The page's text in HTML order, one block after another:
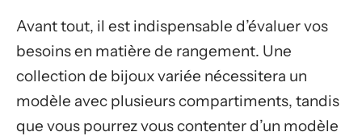
Avant tout, il est indispensable d’évaluer vos
besoins en matière de rangement. Une
collection de bijoux variée nécessitera un
modèle avec plusieurs compartiments, tandis
que vous pourrez vous contenter d’un modèle